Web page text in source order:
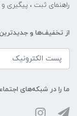
راهنمای ثبت ، پیگیری
از تخفیف‌ها و
ما را در شبکه‌های